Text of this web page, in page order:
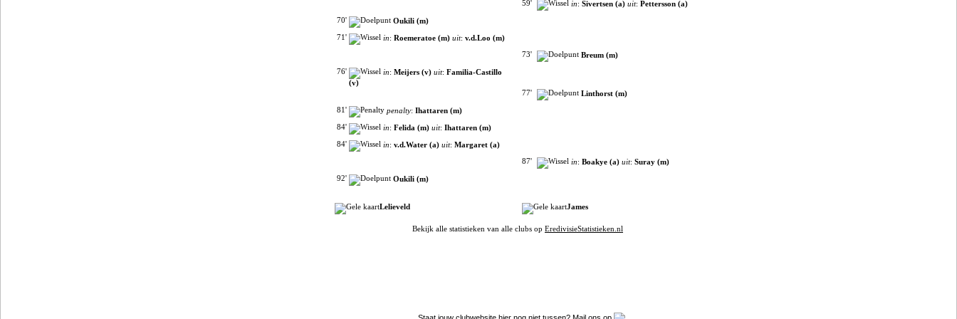
59' in: Sivertsen (a) uit: Pettersson (a)
70' Oukili (m)
71' in: Roemeratoe (m) uit: v.d.Loo (m)
73' Breum (m)
76' in: Meijers (v) uit: Familia-Castillo
(v)
77'
Linthorst (m)
81' penalty: Ihattaren (m)
84' in: Felida (m) uit: Ihattaren (m)
84' in: v.d.Water (a) uit: Margaret (a)
87' in: Boakye (a) uit: Suray (m)
92' Oukili (m)
Lelieveld James
Bekijk alle statistieken van alle clubs op EredivisieStatistieken.nl